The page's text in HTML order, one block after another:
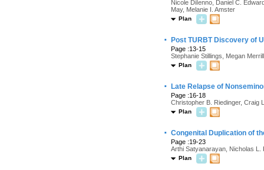
Nicole DiIenno, Daniel C.
May, Melanie I. Amster
Plan
· Post TURBT Discovery of
Page :13-15
Stephanie Stillings, Megan Merrill
Plan
· Late Relapse of
Page :16-18
Christopher B. Riedinger, Craig
Plan
· Congenital Duplication of
Page :19-23
Arthi Satyanarayan, Nicholas L.
Plan